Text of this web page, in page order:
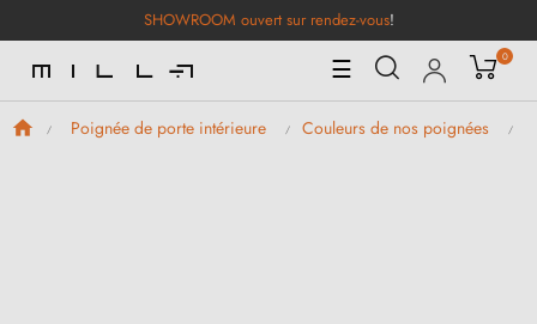
SHOWROOM ouvert sur rendez-vous!
Basculer
la
navigation
☰ 0
Poignée de porte intérieure Couleurs de nos poignées